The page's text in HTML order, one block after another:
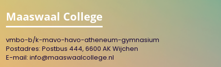
Maaswaal College
vmbo-b/k-mavo-havo-atheneum-gymnasium
Postadres: Postbus 444, 6600 AK Wijchen
E-mail: info@maaswaalcollege.nl